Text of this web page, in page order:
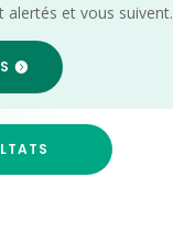
alertés et vous suivent.